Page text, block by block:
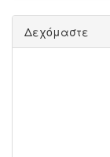
Δεχόμαστε